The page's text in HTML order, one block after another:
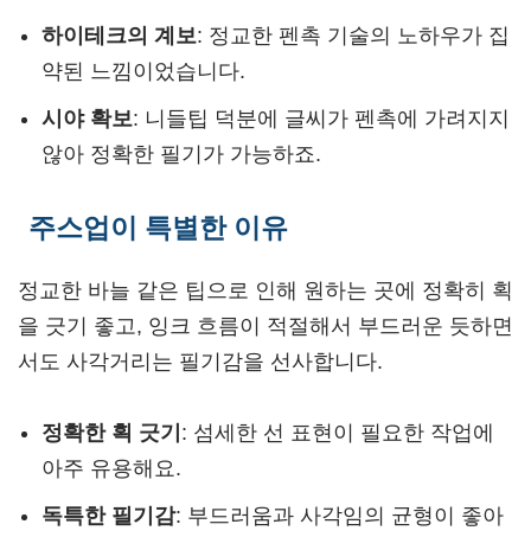
하이테크의 계보: 정교한 펜촉 기술의 노하우가 집
약된 느낌이었습니다.
시야 확보: 니들팁 덕분에 글씨가 펜촉에 가려지지
않아 정확한 필기가 가능하죠.
주스업이 특별한 이유
정교한 바늘 같은 팁으로 인해 원하는 곳에 정확히 획
을 긋기 좋고, 잉크 흐름이 적절해서 부드러운 듯하면
서도 사각거리는 필기감을 선사합니다.
정확한 획 긋기 : 섬세한 선 표현이 필요한 작업에
아주 유용해요.
독특한 필기감: 부드러움과 사각임의 균형이 좋아